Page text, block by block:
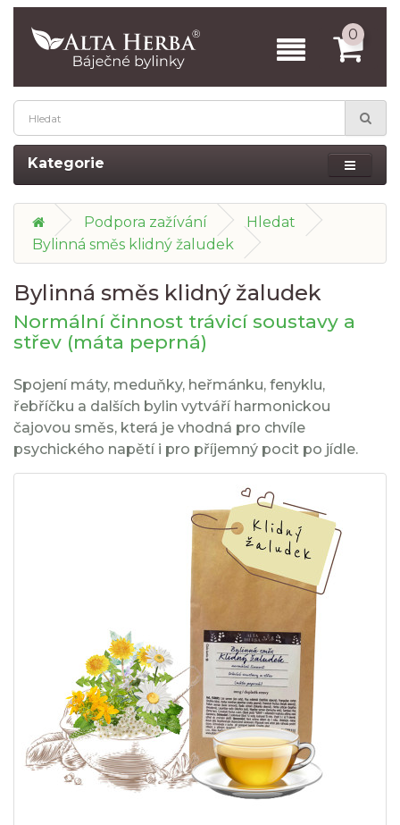
0
Kategorie
Podpora zažívání
Hledat
Bylinná směs klidný žaludek
Bylinná směs klidný žaludek
Normální činnost trávicí soustavy a
střev (máta peprná)
Spojení máty, meduňky, heřmánku, fenyklu,
řebříčku a dalších bylin vytváří harmonickou
čajovou směs, která je vhodná pro chvíle
psychického napětí i pro příjemný pocit po jídle.